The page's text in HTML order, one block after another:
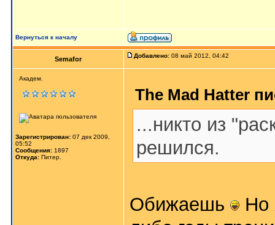
Вернуться к началу
Semafor Добавлено: 08 май 2012, 04:42
Академ.
Зарегистрирован: 07 дек 2009,
05:52
Сообщения: 1897
Откуда: Питер.
The Mad Hatter
...никто из
решился.
Обижаешь
Но